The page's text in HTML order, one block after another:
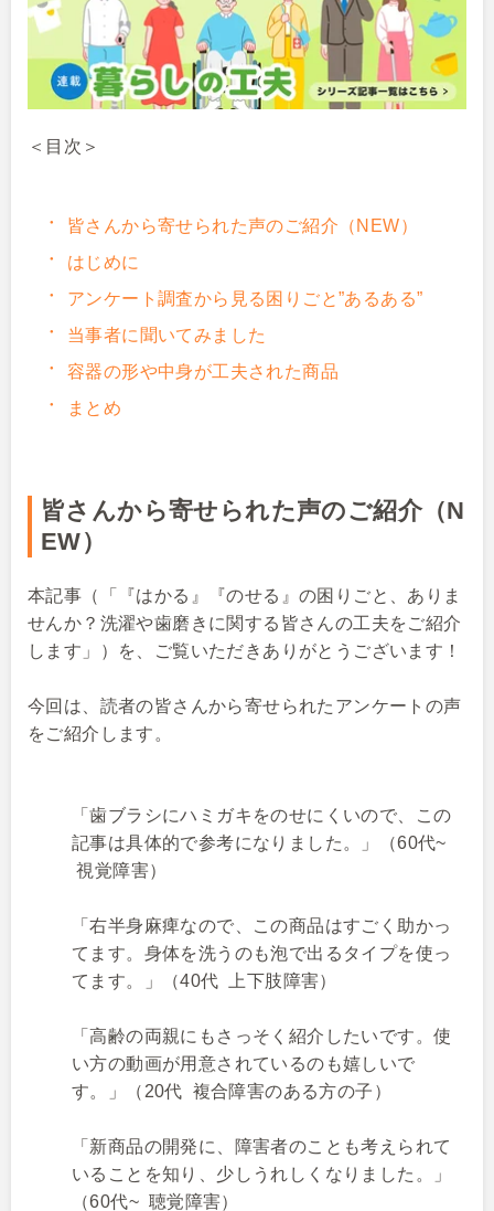
＜目次＞
皆さんから寄せられた声のご紹介（NEW）
はじめに
アンケート調査から見る困りごと”あるある”
当事者に聞いてみました
容器の形や中身が工夫された商品
まとめ
皆さんから寄せられた声のご紹介（N
EW）
本記事（「『はかる』『のせる』の困りごと、ありま
せんか？洗濯や歯磨きに関する皆さんの工夫をご紹介
します」）を、ご覧いただきありがとうございます！
今回は、読者の皆さんから寄せられたアンケートの声
をご紹介します。
「歯ブラシにハミガキをのせにくいので、この
記事は具体的で参考になりました。」（60代~
視覚障害）
「右半身麻痺なので、この商品はすごく助かっ
てます。身体を洗うのも泡で出るタイプを使っ
てます。」（40代 上下肢障害）
「高齢の両親にもさっそく紹介したいです。使
い方の動画が用意されているのも嬉しいで
す。」（20代 複合障害のある方の子）
「新商品の開発に、障害者のことも考えられて
いることを知り、少しうれしくなりました。」
（60代~ 聴覚障害）